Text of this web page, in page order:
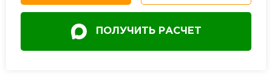
ПОЛУЧИТЬ РАСЧЕТ